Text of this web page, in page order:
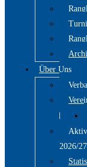
Über Uns
2026/27